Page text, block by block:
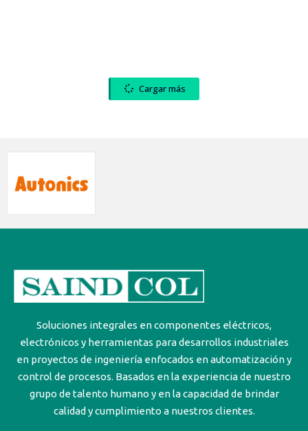
Cargar más
Soluciones integrales en componentes eléctricos,
electrónicos y herramientas para desarrollos industriales
en proyectos de ingeniería enfocados en automatización y
control de procesos. Basados en la experiencia de nuestro
grupo de talento humano y en la capacidad de brindar
calidad y cumplimiento a nuestros clientes.